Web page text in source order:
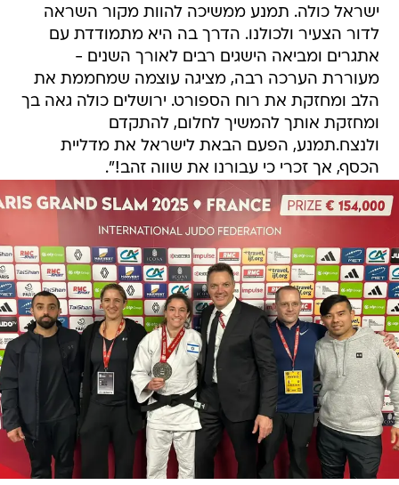
ישראל כולה. תמנע ממשיכה להוות מקור השראה
לדור הצעיר ולכולנו. הדרך בה היא מתמודדת עם
אתגרים ומביאה הישגים רבים לאורך השנים -
מעוררת הערכה רבה, מציגה עוצמה שמחממת את
הלב ומחזקת את רוח הספורט. ירושלים כולה גאה בך
ומחזקת אותך להמשיך לחלום, להתקדם
ולנצח.תמנע, הפעם הבאת לישראל את מדליית
הכסף, אך זכרי כי עבורנו את שווה זהב!".